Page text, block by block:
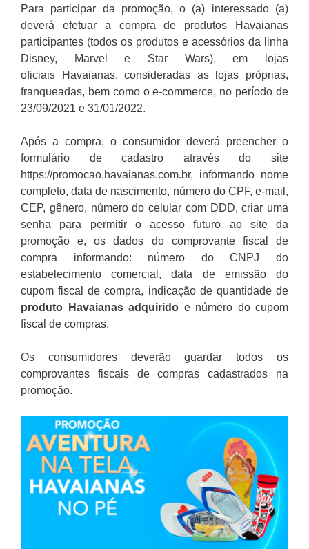
Para participar da promoção, o (a) interessado (a)
deverá efetuar a compra de produtos Havaianas
participantes (todos os produtos e acessórios da linha
Disney, Marvel e Star Wars), em lojas
oficiais Havaianas, consideradas as lojas próprias,
franqueadas, bem como o e-commerce, no período de
23/09/2021 e 31/01/2022.
Após a compra, o consumidor deverá preencher o
formulário de cadastro através do site
https://promocao.havaianas.com.br, informando nome
completo, data de nascimento, número do CPF, e-mail,
CEP, gênero, número do celular com DDD, criar uma
senha para permitir o acesso futuro ao site da
promoção e, os dados do comprovante fiscal de
compra informando: número do CNPJ do
estabelecimento comercial, data de emissão do
cupom fiscal de compra, indicação de quantidade de
produto Havaianas adquirido e número do cupom
fiscal de compras.
Os consumidores deverão guardar todos os
comprovantes fiscais de compras cadastrados na
promoção.